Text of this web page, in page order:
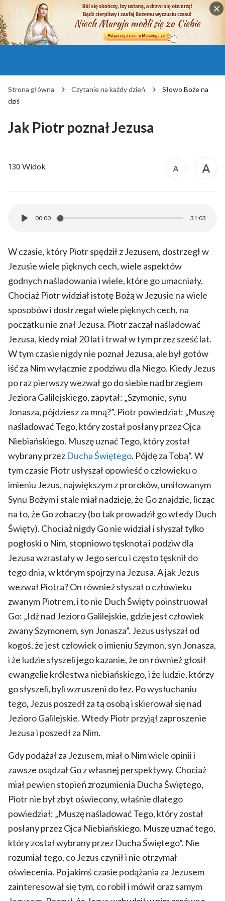
Strona główna Czytanie na każdy dzień
Słowo Boże na
dziś
Jak Piotr poznał Jezusa
130 Widok
00:00 31:03
W czasie, który Piotr spędził z Jezusem, dostrzegł w
Jezusie wiele pięknych cech, wiele aspektów
godnych naśladowania i wiele, które go umacniały.
Chociaż Piotr widział istotę Bożą w Jezusie na wiele
sposobów i dostrzegał wiele pięknych cech, na
początku nie znał Jezusa. Piotr zaczął naśladować
Jezusa, kiedy miał 20 lat i trwał w tym przez sześć lat.
W tym czasie nigdy nie poznał Jezusa, ale był gotów
iść za Nim wyłącznie z podziwu dla Niego. Kiedy Jezus
po raz pierwszy wezwał go do siebie nad brzegiem
Jeziora Galilejskiego, zapytał: „Szymonie, synu
Jonasza, pójdziesz za mną?”. Piotr powiedział: „Muszę
naśladować Tego, który został posłany przez Ojca
Niebiańskiego. Muszę uznać Tego, który został
wybrany przez Ducha Świętego. Pójdę za Tobą”. W
tym czasie Piotr usłyszał opowieść o człowieku o
imieniu Jezus, największym z proroków, umiłowanym
Synu Bożym i stale miał nadzieję, że Go znajdzie, licząc
na to, że Go zobaczy (bo tak prowadził go wtedy Duch
Święty). Chociaż nigdy Go nie widział i słyszał tylko
pogłoski o Nim, stopniowo tęsknota i podziw dla
Jezusa wzrastały w Jego sercu i często tęsknił do
tego dnia, w którym spojrzy na Jezusa. A jak Jezus
wezwał Piotra? On również słyszał o człowieku
zwanym Piotrem, i to nie Duch Święty poinstruował
Go: „Idź nad Jezioro Galilejskie, gdzie jest człowiek
zwany Szymonem, syn Jonasza”. Jezus usłyszał od
kogoś, że jest człowiek o imieniu Szymon, syn Jonasza,
i że ludzie słyszeli jego kazanie, że on również głosił
ewangelię królestwa niebiańskiego, i że ludzie, którzy
go słyszeli, byli wzruszeni do łez. Po wysłuchaniu
tego, Jezus poszedł za tą osobą i skierował się nad
Jezioro Galilejskie. Wtedy Piotr przyjął zaproszenie
Jezusa i poszedł za Nim.
Gdy podążał za Jezusem, miał o Nim wiele opinii i
zawsze osądzał Go z własnej perspektywy. Chociaż
miał pewien stopień zrozumienia Ducha Świętego,
Piotr nie był zbyt oświecony, właśnie dlatego
powiedział: „Muszę naśladować Tego, który został
posłany przez Ojca Niebiańskiego. Muszę uznać tego,
który został wybrany przez Ducha Świętego”. Nie
rozumiał tego, co Jezus czynił i nie otrzymał
oświecenia. Po jakimś czasie podążania za Jezusem
zainteresował się tym, co robił i mówił oraz samym